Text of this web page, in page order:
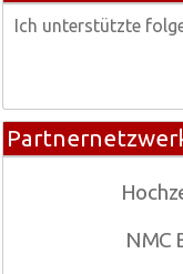
Ich unterstützte
NMC